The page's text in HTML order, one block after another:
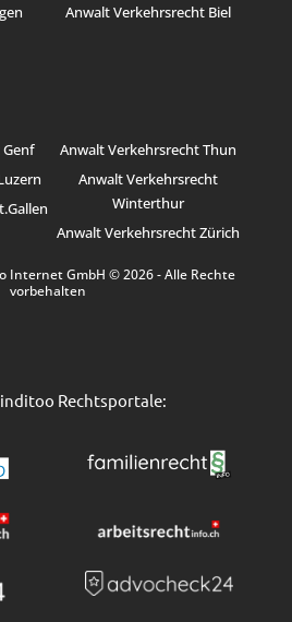
Anwalt Verkehrsrecht Biel
Anwalt Verkehrsrecht Thun
Anwalt Verkehrsrecht
Winterthur
Anwalt Verkehrsrecht Zürich
Internet GmbH © 2026 - Alle Rechte
vorbehalten
Rechtsportale: